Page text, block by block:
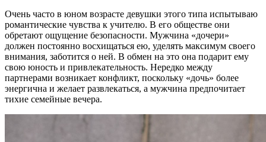
Очень часто в юном возрасте девушки этого типа испытываю
романтические чувства к учителю. В его обществе они
обретают ощущение безопасности. Мужчина «дочери»
должен постоянно восхищаться ею, уделять максимум своего
внимания, заботится о ней. В обмен на это она подарит ему
свою юность и привлекательность. Нередко между
партнерами возникает конфликт, поскольку «дочь» более
энергична и желает развлекаться, а мужчина предпочитает
тихие семейные вечера.